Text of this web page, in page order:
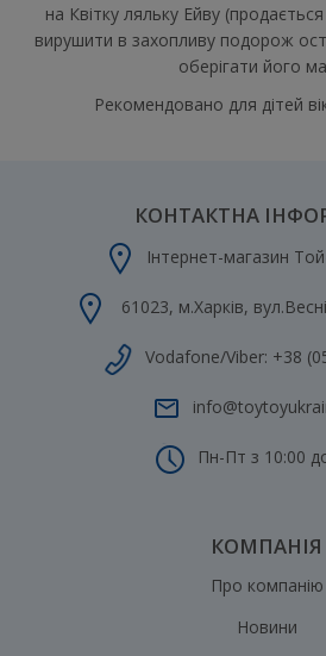
на Квітку ляльку Ейву
вирушити в захопливу подорож
оберігати його
Рекомендовано для дітей
КОНТАКТНА
Інтернет-магазин
61023, м.Харків,
Vodafone/Viber: +38
Пн-Пт з 10:00
КОМПАНІЯ
Про компанію
Новини